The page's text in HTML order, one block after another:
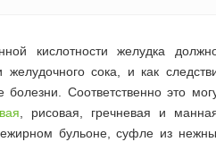
кислотности желудка
желудочного сока, и как
болезни. Соответственно это
, рисовая, гречневая и
бульоне, суфле из